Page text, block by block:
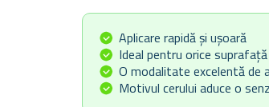
Aplicare rapidă și ușoară
Ideal pentru orice
O modalitate excelentă de
Motivul cerului aduce o